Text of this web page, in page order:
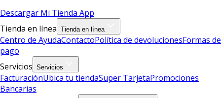
Descargar Mi Tienda App
Tienda en línea Tienda en línea
Centro de AyudaContactoPolítica de devolucionesFormas de
pago
Servicios Servicios
FacturaciónUbica tu tiendaSuper TarjetaPromociones
Bancarias